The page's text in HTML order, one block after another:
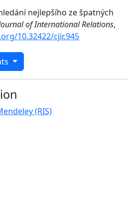
nejlepšího ze špatných
of International Relations,
10.32422/cjir.945
(RIS)